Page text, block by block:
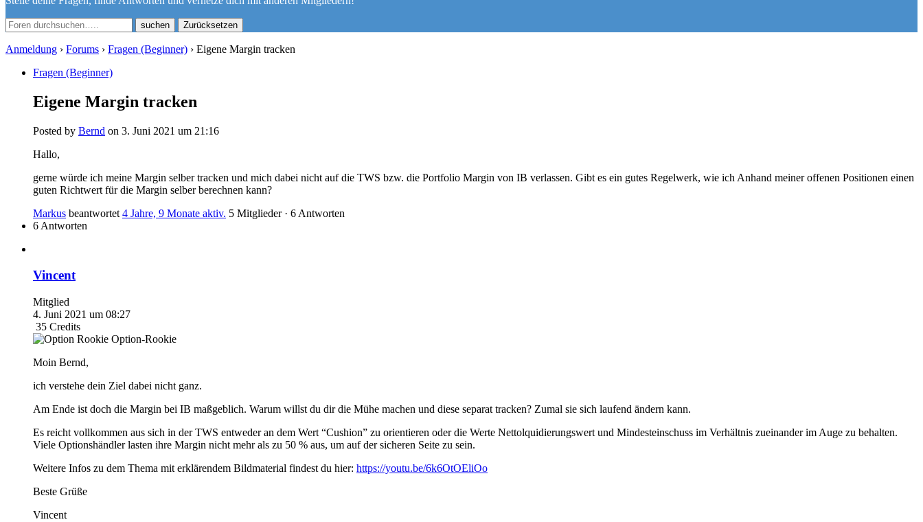
Zurücksetzen
Anmeldung › Forums › Fragen (Beginner) › Eigene Margin tracken
Fragen (Beginner)
Eigene Margin tracken
Posted by Bernd on 3. Juni 2021 um 21:16
Hallo,
gerne würde ich meine Margin selber tracken und mich dabei nicht auf die TWS bzw. die Portfolio Margin von IB verlassen. Gibt es ein gutes Regelwerk, wie ich Anhand meiner offenen Positionen einen
guten Richtwert für die Margin selber berechnen kann?
Markus beantwortet 4 Jahre, 9 Monate aktiv. 5 Mitglieder · 6 Antworten
6 Antworten
Vincent
Mitglied
4. Juni 2021 um 08:27
35 Credits
Option-Rookie
Moin Bernd,
ich verstehe dein Ziel dabei nicht ganz.
Am Ende ist doch die Margin bei IB maßgeblich. Warum willst du dir die Mühe machen und diese separat tracken? Zumal sie sich laufend ändern kann.
Es reicht vollkommen aus sich in der TWS entweder an dem Wert “Cushion” zu orientieren oder die Werte Nettolquidierungswert und Mindesteinschuss im Verhältnis zueinander im Auge zu behalten.
Viele Optionshändler lasten ihre Margin nicht mehr als zu 50 % aus, um auf der sicheren Seite zu sein.
Weitere Infos zu dem Thema mit erklärendem Bildmaterial findest du hier: https://youtu.be/6k6OtOEliOo
Beste Grüße
Vincent